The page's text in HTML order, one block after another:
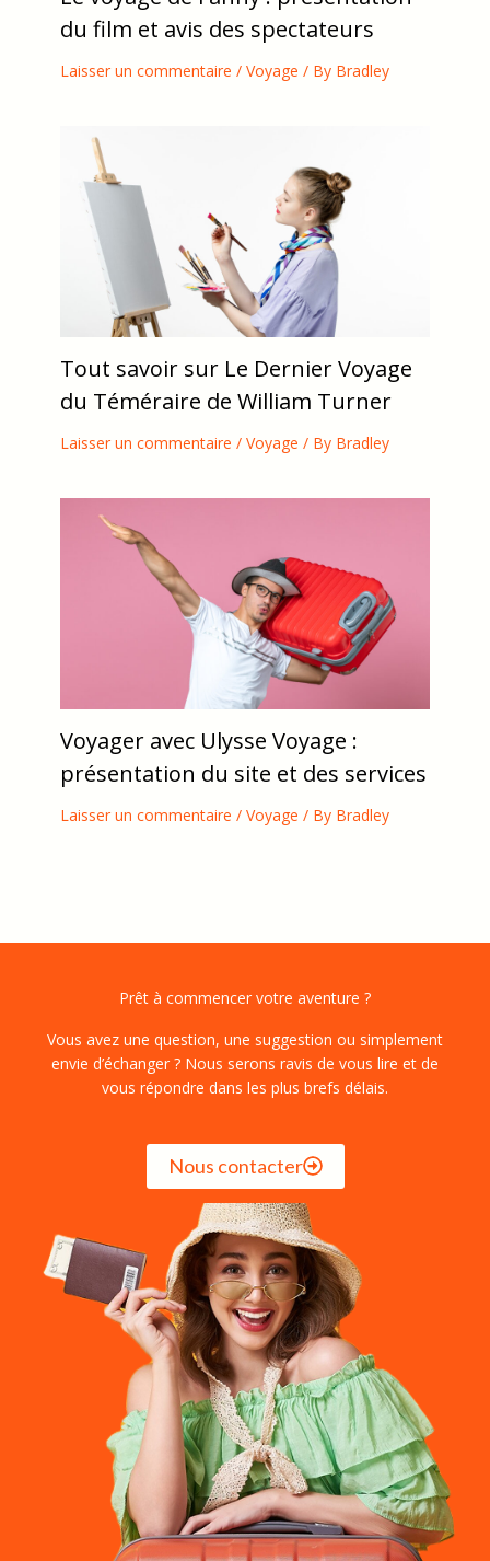
du film et avis des spectateurs
Laisser un commentaire / Voyage / By Bradley
Tout savoir sur Le Dernier Voyage
du Téméraire de William Turner
Laisser un commentaire / Voyage / By Bradley
Voyager avec Ulysse Voyage :
présentation du site et des services
Laisser un commentaire / Voyage / By Bradley
Prêt à commencer votre aventure ?
Vous avez une question, une suggestion ou simplement
envie d’échanger ? Nous serons ravis de vous lire et de
vous répondre dans les plus brefs délais.
Nous contacter